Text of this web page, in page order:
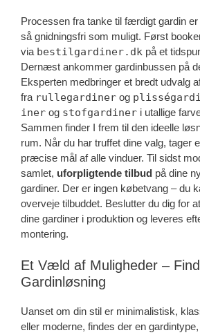
Processen fra tanke til færdigt gardin
så gnidningsfri som muligt. Først
via bestilgardiner.dk på et
Dernæst ankommer gardinbussen på
Eksperten medbringer et bredt udvalg
fra rullegardiner og
iner og stofgardiner i utallige
Sammen finder I frem til den ideelle
rum. Når du har truffet dine valg, tager
præcise mål af alle vinduer. Til sidst
samlet, uforpligtende tilbud på dine
gardiner. Der er ingen købetvang – du
overveje tilbuddet. Beslutter du dig for
dine gardiner i produktion og leveres
montering.
Et Væld af Muligheder –
Gardinløsning
Uanset om din stil er minimalistisk,
eller moderne, findes der en